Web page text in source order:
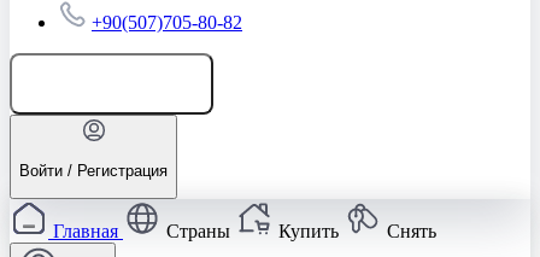
+90(507)705-80-82
Войти / Регистрация
Главная Страны Купить Снять